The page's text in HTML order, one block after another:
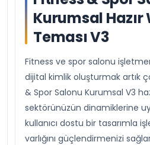
Kurumsal Hazır
Teması V3
Fitness ve spor salonu
dijital kimlik oluşturmak artık
& Spor Salonu Kurumsal V3
sektörünüzün dinamiklerine
kullanıcı dostu bir tasarımla
varlığını güçlendirmenizi